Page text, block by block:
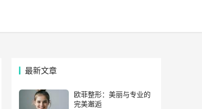
最新文章
欧菲整形：美丽与专业的
完美邂逅